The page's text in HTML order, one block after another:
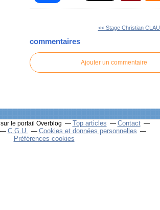
<< Stage Christian
commentaires
Ajouter un commentaire
sur le portail Overblog Top articles
Contact
C.G.U.
Cookies et données personnelles
Préférences cookies